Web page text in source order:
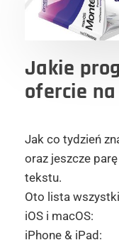
Jakie
ofercie
Jak co tydzień
oraz jeszcze
tekstu.
Oto lista
iOS i macOS:
iPhone & iPad: